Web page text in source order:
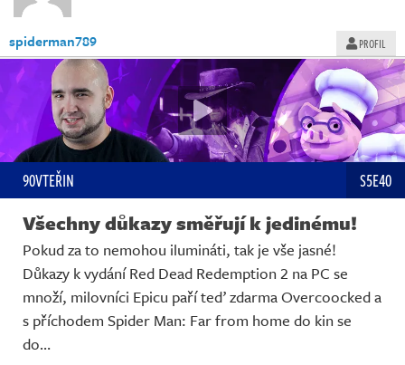
spiderman789 PROFIL
90VTEŘIN S5E40
Všechny důkazy směřují k jedinému!
Pokud za to nemohou ilumináti, tak je vše jasné!
Důkazy k vydání Red Dead Redemption 2 na PC se
množí, milovníci Epicu paří teď zdarma Overcoocked a
s příchodem Spider Man: Far from home do kin se
do…